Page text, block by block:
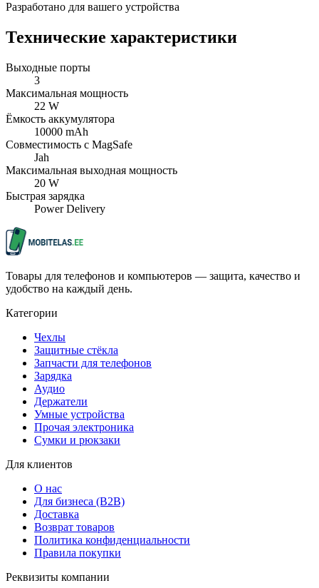
Разработано для вашего устройства
Технические характеристики
Выходные порты
3
Максимальная мощность
22 W
Ёмкость аккумулятора
10000 mAh
Совместимость с MagSafe
Jah
Максимальная выходная мощность
20 W
Быстрая зарядка
Power Delivery
Товары для телефонов и компьютеров — защита, качество и
удобство на каждый день.
Категории
Чехлы
Защитные стёкла
Запчасти для телефонов
Зарядка
Аудио
Держатели
Умные устройства
Прочая электроника
Сумки и рюкзаки
Для клиентов
О нас
Для бизнеса (B2B)
Доставка
Возврат товаров
Политика конфиденциальности
Правила покупки
Реквизиты компании